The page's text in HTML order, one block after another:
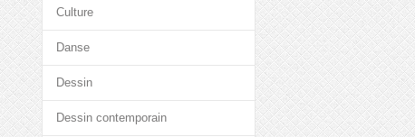
Culture
Danse
Dessin
Dessin contemporain